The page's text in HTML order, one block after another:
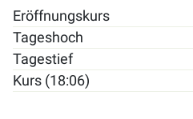
Eröffnungskurs
Tageshoch
Tagestief
Kurs (18:06)